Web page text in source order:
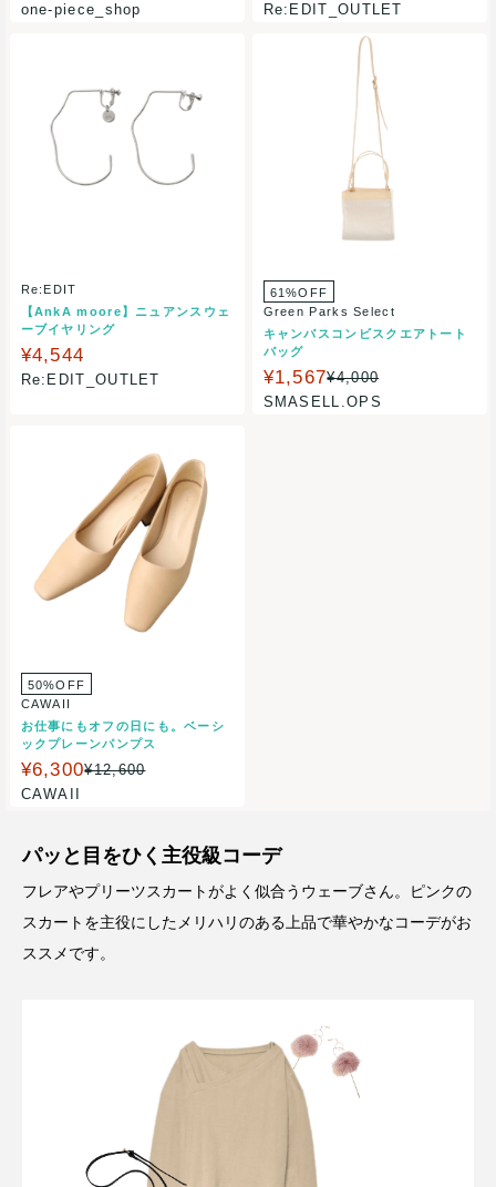
one-piece_shop Re:EDIT_OUTLET
Re:EDIT
【AnkA moore】ニュアンスウェ
ーブイヤリング
¥4,544
Re:EDIT_OUTLET
61%OFF
Green Parks Select
キャンバスコンビスクエアトート
バッグ
¥1,567¥4,000
SMASELL.OPS
50%OFF
CAWAII
お仕事にもオフの日にも。ベーシ
ックプレーンパンプス
¥6,300¥12,600
CAWAII
パッと目をひく主役級コーデ
フレアやプリーツスカートがよく似合うウェーブさん。ピンクの
スカートを主役にしたメリハリのある上品で華やかなコーデがお
ススメです。